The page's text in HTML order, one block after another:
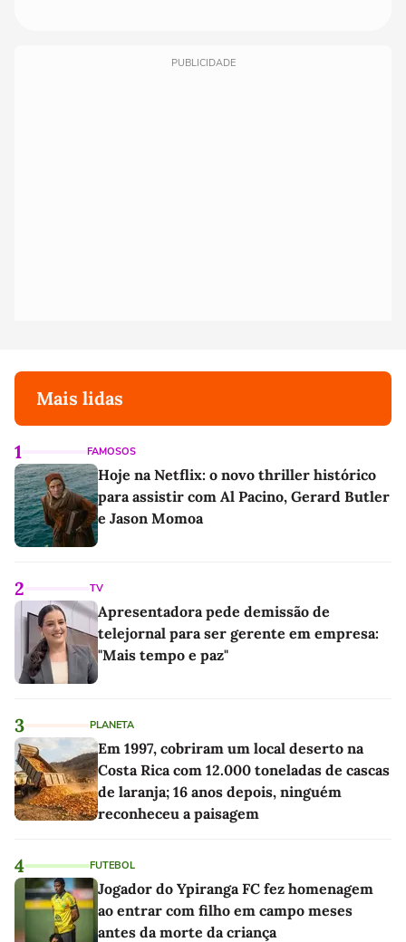
PUBLICIDADE
Mais lidas
1 FAMOSOS
Hoje na Netflix: o novo thriller histórico
para assistir com Al Pacino, Gerard Butler
e Jason Momoa
2 TV
Apresentadora pede demissão de
telejornal para ser gerente em empresa:
"Mais tempo e paz"
3 PLANETA
Em 1997, cobriram um local deserto na
Costa Rica com 12.000 toneladas de cascas
de laranja; 16 anos depois, ninguém
reconheceu a paisagem
4 FUTEBOL
Jogador do Ypiranga FC fez homenagem
ao entrar com filho em campo meses
antes da morte da criança